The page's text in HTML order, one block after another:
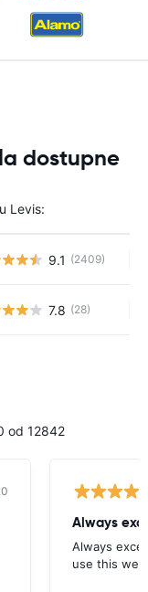
dostupne
Levis:
9.1 (2409)
7.8 (28)
od 12842
Always
Always
use this